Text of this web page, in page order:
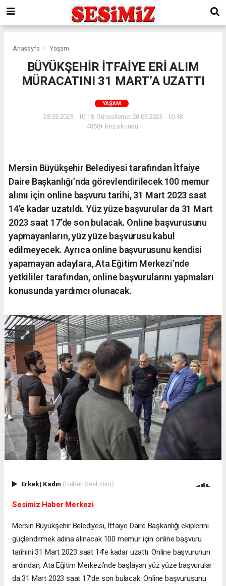
Anasayfa Yaşam
BÜYÜKŞEHİR İTFAİYE ERİ ALIM
MÜRACATINI 31 MART’A UZATTI
YAŞAM
28.03.2023 - 10:18, Güncelleme: 28.03.2023 - 10:18
4858+ kez okundu.
Mersin Büyükşehir Belediyesi tarafından İtfaiye
Daire Başkanlığı’nda görevlendirilecek 100 memur
alımı için online başvuru tarihi, 31 Mart 2023 saat
14’e kadar uzatıldı. Yüz yüze başvurular da 31 Mart
2023 saat 17’de son bulacak. Online başvurusunu
yapmayanların, yüz yüze başvurusu kabul
edilmeyecek. Ayrıca online başvurusunu kendisi
yapamayan adaylara, Ata Eğitim Merkezi’nde
yetkililer tarafından, online başvurularını yapmaları
konusunda yardımcı olunacak.
Erkek| Kadın (Haberi Sesli Oku)
Sesimiz Haber Merkezi
Mersin Büyükşehir Belediyesi, İtfaiye Daire Başkanlığı ekiplerini
güçlendirmek adına alınacak 100 memur için online başvuru
tarihini 31 Mart 2023 saat 14’e kadar uzattı. Online başvurunun
ardından, Ata Eğitim Merkezi’nde başlayan yüz yüze başvurular
da 31 Mart 2023 saat 17’de son bulacak. Online başvurusunu